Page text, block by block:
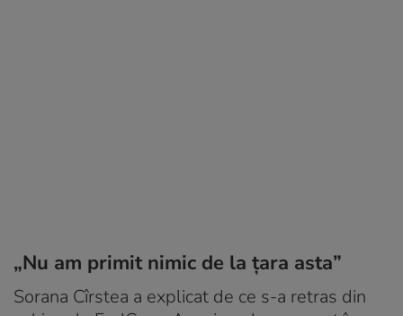
„Nu am primit nimic de la țara asta”
Sorana Cîrstea a explicat de ce s-a retras din